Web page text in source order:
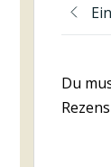
Du